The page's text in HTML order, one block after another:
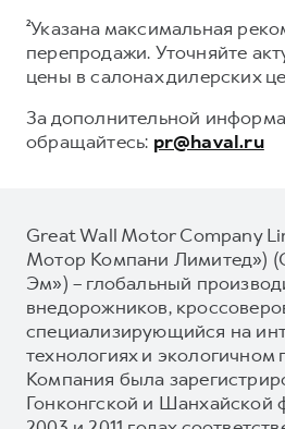
²Указана максимальная
перепродажи. Уточняйте
цены в салонах дилерских
За дополнительной
обращайтесь: pr@haval.ru
Great Wall Motor Company
Мотор Компани Лимитед»)
Эм») – глобальный
внедорожников,
специализирующийся на
технологиях и экологичном
Компания была
Гонконгской и Шанхайской